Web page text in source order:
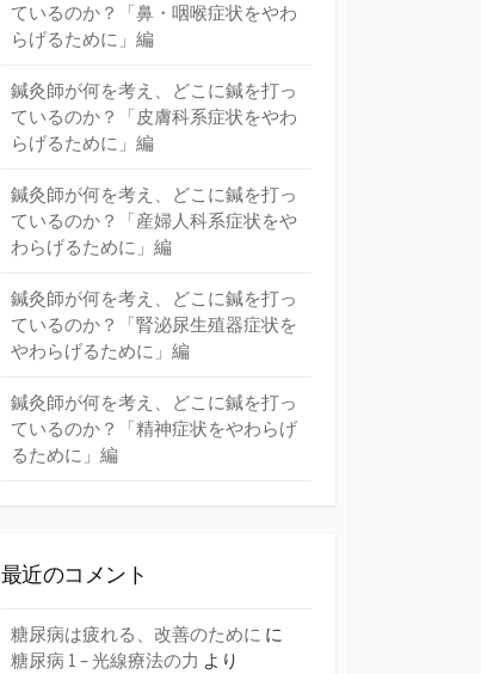
ているのか？「鼻・咽喉症状をやわ
らげるために」編
鍼灸師が何を考え、どこに鍼を打っ
ているのか？「皮膚科系症状をやわ
らげるために」編
鍼灸師が何を考え、どこに鍼を打っ
ているのか？「産婦人科系症状をや
わらげるために」編
鍼灸師が何を考え、どこに鍼を打っ
ているのか？「腎泌尿生殖器症状を
やわらげるために」編
鍼灸師が何を考え、どこに鍼を打っ
ているのか？「精神症状をやわらげ
るために」編
最近のコメント
糖尿病は疲れる、改善のために に
糖尿病 1 – 光線療法の力 より